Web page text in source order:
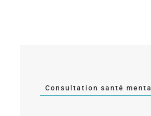
Consultation santé